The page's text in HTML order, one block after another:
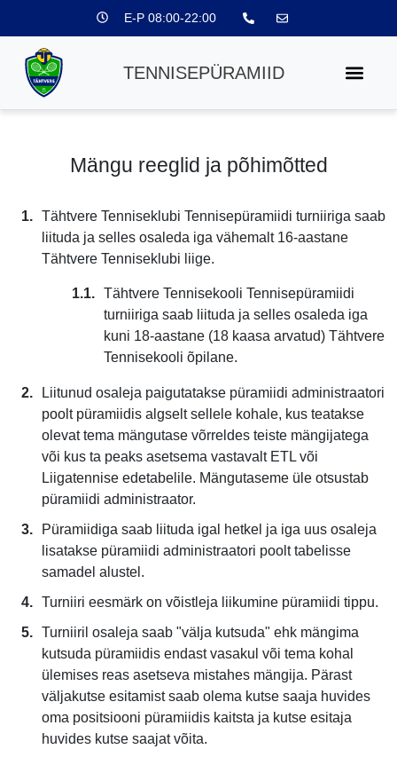
E-P 08:00-22:00
TENNISEPÜRAMIID
Mängu reeglid ja põhimõtted
Tähtvere Tenniseklubi Tennisepüramiidi turniiriga saab
liituda ja selles osaleda iga vähemalt 16-aastane
Tähtvere Tenniseklubi liige.
Tähtvere Tennisekooli Tennisepüramiidi
turniiriga saab liituda ja selles osaleda iga
kuni 18-aastane (18 kaasa arvatud) Tähtvere
Tennisekooli õpilane.
Liitunud osaleja paigutatakse püramiidi administraatori
poolt püramiidis algselt sellele kohale, kus teatakse
olevat tema mängutase võrreldes teiste mängijatega
või kus ta peaks asetsema vastavalt ETL või
Liigatennise edetabelile. Mängutaseme üle otsustab
püramiidi administraator.
Püramiidiga saab liituda igal hetkel ja iga uus osaleja
lisatakse püramiidi administraatori poolt tabelisse
samadel alustel.
Turniiri eesmärk on võistleja liikumine püramiidi tippu.
Turniiril osaleja saab "välja kutsuda" ehk mängima
kutsuda püramiidis endast vasakul või tema kohal
ülemises reas asetseva mistahes mängija. Pärast
väljakutse esitamist saab olema kutse saaja huvides
oma positsiooni püramiidis kaitsta ja kutse esitaja
huvides kutse saajat võita.